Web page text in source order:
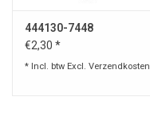
444130-7448
€2,30 *
* Incl. btw Excl. Verzendkosten